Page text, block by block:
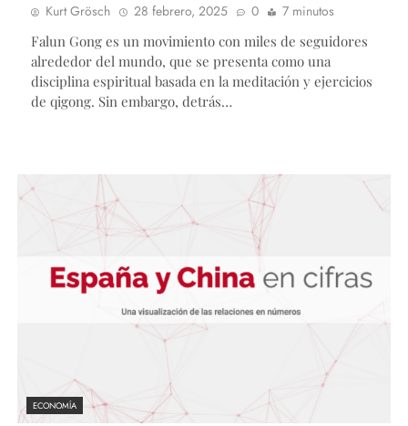
Kurt Grösch 28 febrero, 2025 0
7 minutos
Falun Gong es un movimiento con miles de seguidores
alrededor del mundo, que se presenta como una
disciplina espiritual basada en la meditación y ejercicios
de qigong. Sin embargo, detrás…
ECONOMÍA